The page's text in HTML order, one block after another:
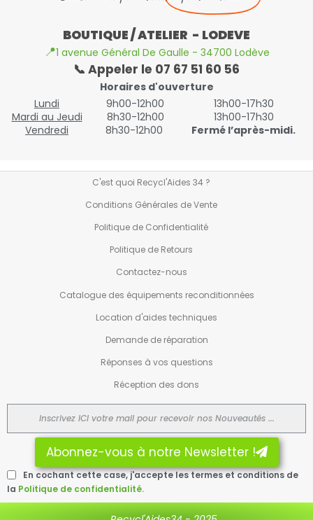
BOUTIQUE / ATELIER - LODEVE
📍1 avenue Général De Gaulle - 34700 Lodève
📞 Appeler le 07 67 51 60 56
Horaires d'ouverture
Lundi
9h00-12h00
13h00-17h30
Mardi au Jeudi
8h30-12h00
13h00-17h30
Vendredi
8h30-12h00 Fermé l’après-midi.
C'est quoi Recycl'Aides 34 ?
Conditions Générales de Vente
Politique de Confidentialité
Politique de Retours
Contactez-nous
Catalogue des équipements reconditionnées
Location d'aides techniques
Demande de réparation
Réponses à vos questions
Réception des dons
Abonnez-vous à notre Newsletter !
En cochant cette case, j'accepte les termes et conditions de
la Politique de confidentialité.